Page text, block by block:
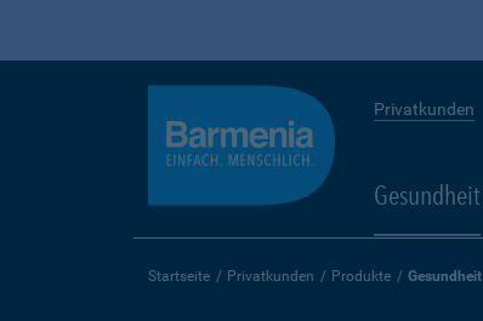
Privatkunden
Gesundheit
Startseite Privatkunden Produkte Gesundheit